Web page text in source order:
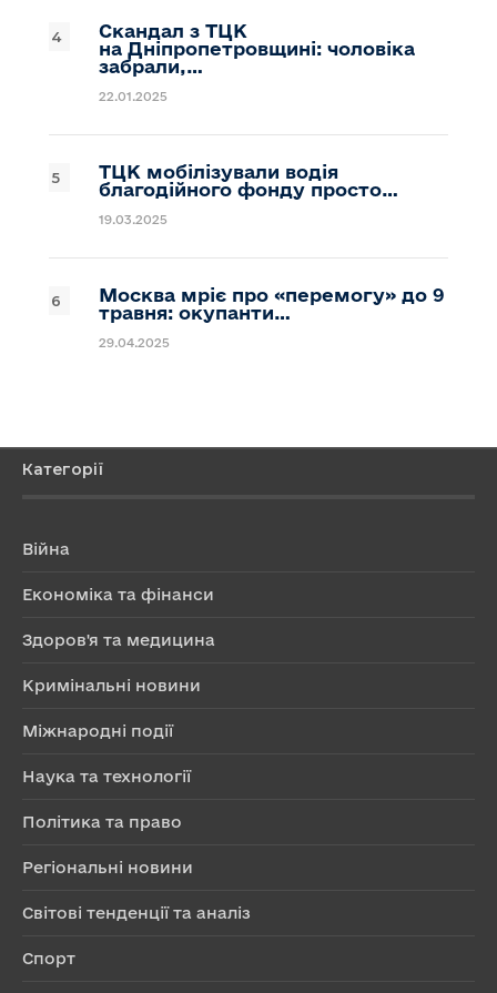
Скандал з ТЦК
на Дніпропетровщині: чоловіка
забрали,…
22.01.2025
ТЦК мобілізували водія
благодійного фонду просто…
19.03.2025
Москва мріє про «перемогу» до 9
травня: окупанти…
29.04.2025
Категорії
Війна
Економіка та фінанси
Здоров'я та медицина
Кримінальні новини
Міжнародні події
Наука та технології
Політика та право
Регіональні новини
Світові тенденції та аналіз
Спорт